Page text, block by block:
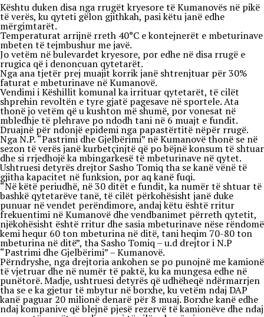
Kështu duken disa nga rrugët kryesore të Kumanovës në pikë
të verës, ku qyteti gëlon gjithkah, pasi këtu janë edhe
mërgimtarët.
Temperaturat arrijnë rreth 40°C e kontejnerët e mbeturinave
mbeten të tejmbushur me javë.
Jo vetëm në bulevardet kryesore, por edhe në disa rrugë e
rrugica që i denoncuan qytetarët.
Nga ana tjetër prej muajit korrik janë shtrenjtuar për 30%
faturat e mbeturinave në Kumanovë.
Vendimi i Këshillit komunal ka irrituar qytetarët, të cilët
shprehin revoltën e tyre gjatë pagesave në sportele. Ata
thonë jo vetëm që u kushton më shumë, por vonesat në
mbledhje të plehrave po ndodh tani në 6 muajt e fundit.
Druajnë për ndonjë epidemi nga papastërtitë nëpër rrugë.
Nga N.P. “Pastrimi dhe Gjelbërimi” në Kumanovë thonë se në
sezon të verës janë kurbetçinjtë që po bëjnë konsum të shtuar
dhe si rrjedhojë ka mbingarkesë të mbeturinave në qytet.
Ushtruesi detyrës drejtor Sasho Tomiq tha se kanë vënë të
gjitha kapacitet në funksion, por aq kanë fuqi.
“Në këtë periudhë, në 30 ditët e fundit, ka numër të shtuar të
bashkë qytetarëve tanë, të cilët përkohësisht janë duke
punuar në vendet perëndimore, andaj këtu është rritur
frekuentimi në Kumanovë dhe vendbanimet përreth qytetit,
njëkohësisht është rritur dhe sasia mbeturinave nëse rëndomë
kemi hequr 60 ton mbeturina në ditë, tani heqim 70-80 ton
mbeturina në ditë”, tha Sasho Tomiq – u.d drejtor i N.P
“Pastrimi dhe Gjelbërimi” – Kumanovë.
Përndryshe, nga drejtoria ankohen se po punojnë me kamionë
të vjetruar dhe në numër të paktë, ku ka mungesa edhe në
punëtorë. Madje, ushtruesi detyrës që udhëheqë ndërmarrjen
tha se e ka gjetur të mbytur në borxhe, ku vetëm ndaj DAP
kanë paguar 20 milionë denarë për 8 muaj. Borxhe kanë edhe
ndaj kompanive që blejnë pjesë rezervë të kamionëve dhe ndaj